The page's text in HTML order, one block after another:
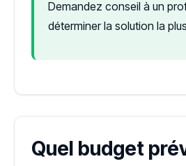
Demandez conseil à un
déterminer la solution la
Quel budget